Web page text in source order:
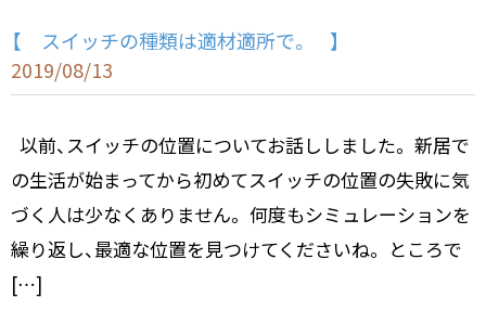
【 スイッチの種類は適材適所で。 】
2019/08/13
以前、スイッチの位置についてお話ししました。 新居で
の生活が始まってから初めてスイッチの位置の失敗に気
づく人は少なくありません。 何度もシミュレーションを
繰り返し、最適な位置を見つけてくださいね。 ところで
[…]